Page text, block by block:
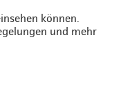
können.
und mehr